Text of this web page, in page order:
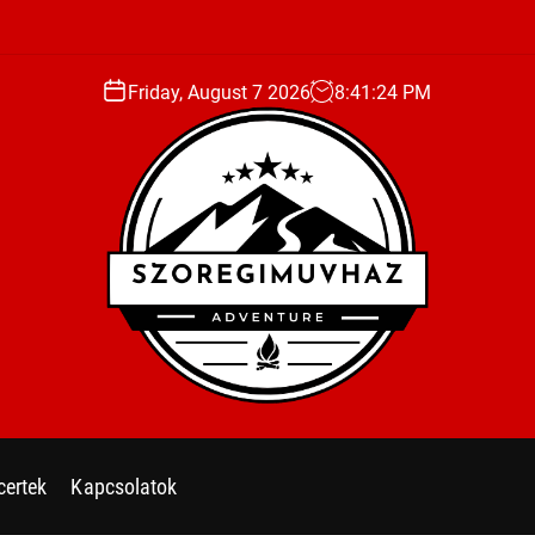
Friday, August 7 2026 8:41 :25 PM
o
Kapcsolatok